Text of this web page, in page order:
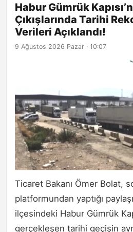
Habur Gümrük
Çıkışlarında Tarihi
Verileri Açıklandı!
9 Ağustos 2026 Pazar · 10:07
Ticaret Bakanı Ömer Bolat,
platformundan yaptığı
ilçesindeki Habur Gümrük
gerçekleşen tarihi geçişin